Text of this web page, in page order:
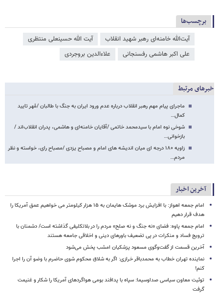
برچسب‌ها
آیت‌الله خامنه‌ای رهبر شهید انقلاب
آیت الله حسینعلی منتظری
علی اکبر هاشمی رفسنجانی
علاءالدین بروجردی
خبرهای مرتبط
ماجرای پیام مهم رهبر انقلاب درباره عدم ورود ایران به جنگ با طالبان /مُهر تایید
کمال…
شوخی نوه امام با سیدمحمد خاتمی /آقایان خامنه‌ای و هاشمی، پدران انقلاب‌اند /
بازخوانی…
زاویه ۱۸۰ درجه ای میان اندیشه های امام و مصباح یزدی /مصباح رای، خواسته و نظر
مردم…
آخرین اخبار
امام‌ جمعه اهواز: با افزایش برد موشک هایمان به ۱۵ هزار کیلومتر می خواهیم عمق آمریکا را
هدف قرار دهیم
امام جمعه پاوه: فضای «نه جنگ و نه صلح» مردم را در بلاتکلیفی گذاشته است/ دشمنان با
ترویج فساد و منکرات در پی تضعیف باورهای دینی و اخلاقی جامعه هستند
آخرین قسمت از گفت‌وگوی مسعود پزشکیان امشب پخش می‌شود
نماینده تهران خطاب به محمدباقر خرازی: اگر به شلاق محکوم شوی حاضرم با وضو آن را اجرا
کنم!
توئیت معاون سیاسی صداوسیما: سپاه با پدافند بومی هواگردهای آمریکا را شکار و غنیمت
گرفت